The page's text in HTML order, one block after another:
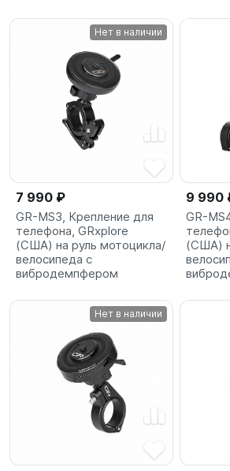
Нет в наличии
7 990 ₽
GR-MS3, Крепление для
телефона, GRxplore
(США) на руль мотоцикла/
велосипеда с
вибродемпфером
9 990
GR-
(США)
Нет в наличии